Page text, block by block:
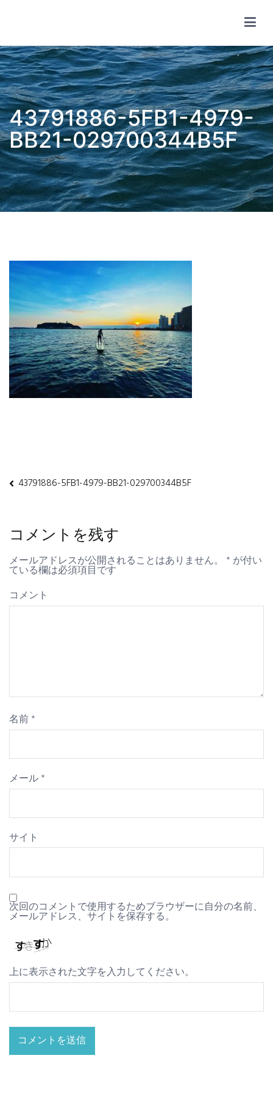
ツ
へ
ス
キ
ッ
プ
43791886-5FB1-4979-
BB21-029700344B5F
投
ナ
ビ
ゲ
ン
43791886-5FB1-4979-BB21-029700344B5F
コメントを残す
メールアドレスが公開されることはありません。 *が付い
ている欄は必須項目です
コメント
名前*
メール*
サイト
次回のコメントで使用するためブラウザーに自分の名前、
メールアドレス、サイトを保存する。
上に表示された文字を入力してください。